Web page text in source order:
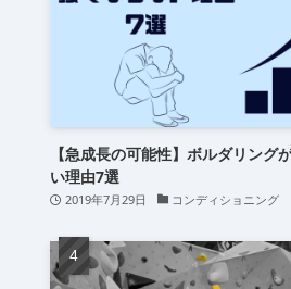
【急成長の可能性】ボルダリング
い理由7選
2019年7月29日 コンディショニング